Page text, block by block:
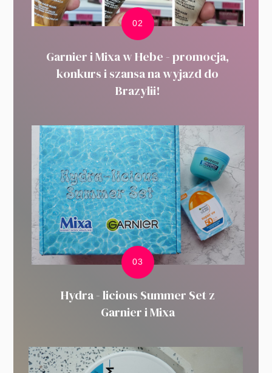
Garnier i Mixa w Hebe - promocja,
konkurs i szansa na wyjazd do
Brazylii!
Hydra - licious Summer Set z
Garnier i Mixa